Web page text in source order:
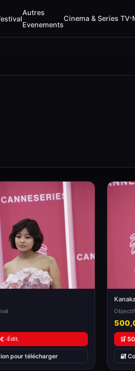
Autres
Evenements
Cinema & Series TV▾
·Édit.
pour télécharger
🛒
🔐